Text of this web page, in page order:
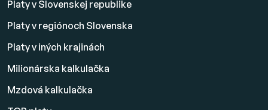
Platy v Slovenskej republike
Platy v regiónoch Slovenska
Platy v iných krajinách
Milionárska kalkulačka
Mzdová kalkulačka